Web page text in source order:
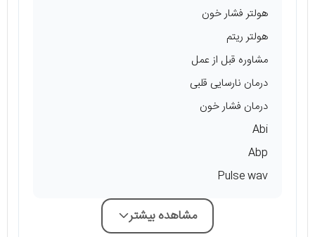
هولتر فشار خون
هولتر ریتم
مشاوره قبل از عمل
درمان نارسایی قلبی
درمان فشار خون
Abi
Abp
Pulse wav
مشاهده بیشتر